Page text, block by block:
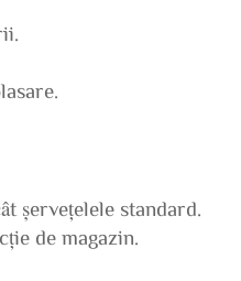
șervețelele standard.
de magazin.